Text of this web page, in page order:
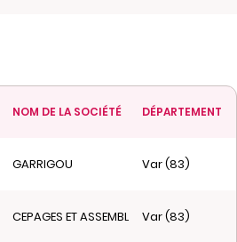
NOM DE LA SOCIÉTÉ DÉPARTEMENT
GARRIGOU Var (83)
CEPAGES ET ASSEMBLAGESVar (83)